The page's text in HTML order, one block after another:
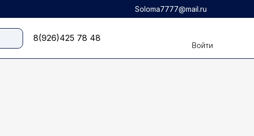
Soloma7777@mail.ru
Войти
8(926)425 78 48
8(926)425 78 48